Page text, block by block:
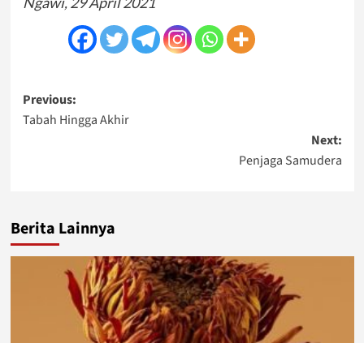
Post
navigation
Previous:
Tabah Hingga Akhir
Next:
Penjaga Samudera
Berita Lainnya